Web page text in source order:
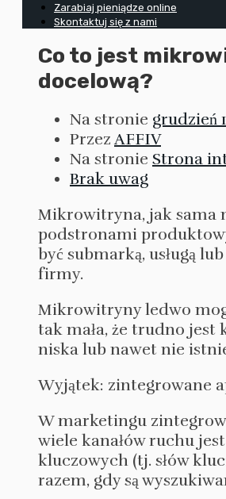
Zarabiaj pieniądze online
Skontaktuj się z nami
Co to jest
docelową?
Na stronie grudzień
Przez AFFIV
Na stronie Strona
Brak uwag
Mikrowitryna, jak sama
podstronami
być submarką, usługą
firmy.
Mikrowitryny ledwo
tak mała, że trudno jest
niska lub nawet nie
Wyjątek: zintegrowane
W marketingu
wiele kanałów ruchu
kluczowych (tj. słów
razem, gdy są